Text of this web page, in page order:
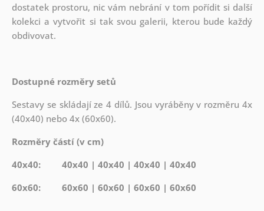
dostatek prostoru, nic vám nebrání v tom pořídit si další
kolekci a vytvořit si tak svou galerii, kterou bude každý
obdivovat.
Dostupné rozměry setů
Sestavy se skládají ze 4 dílů. Jsou vyráběny v rozměru 4x
(40x40) nebo 4x (60x60).
Rozměry částí (v cm)
40x40: 40x40 | 40x40 | 40x40 | 40x40
60x60: 60x60 | 60x60 | 60x60 | 60x60